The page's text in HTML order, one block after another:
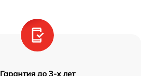
Гарантия до 3-х лет